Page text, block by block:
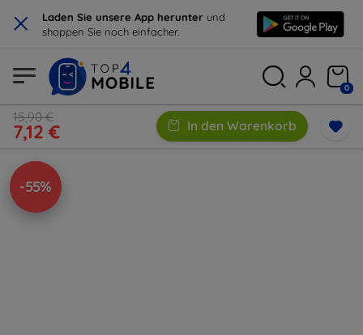
× Laden Sie unsere App herunter und
shoppen Sie noch einfacher.
0
15,90 €
7,12 € In den Warenkorb
-55%